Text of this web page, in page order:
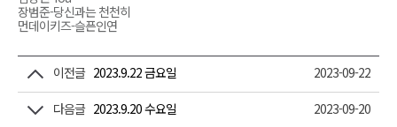
장범준-당신과는 천천히
먼데이키즈-슬픈인연
이전글 2023.9.22 금요일 2023-09-22
다음글 2023.9.20 수요일 2023-09-20